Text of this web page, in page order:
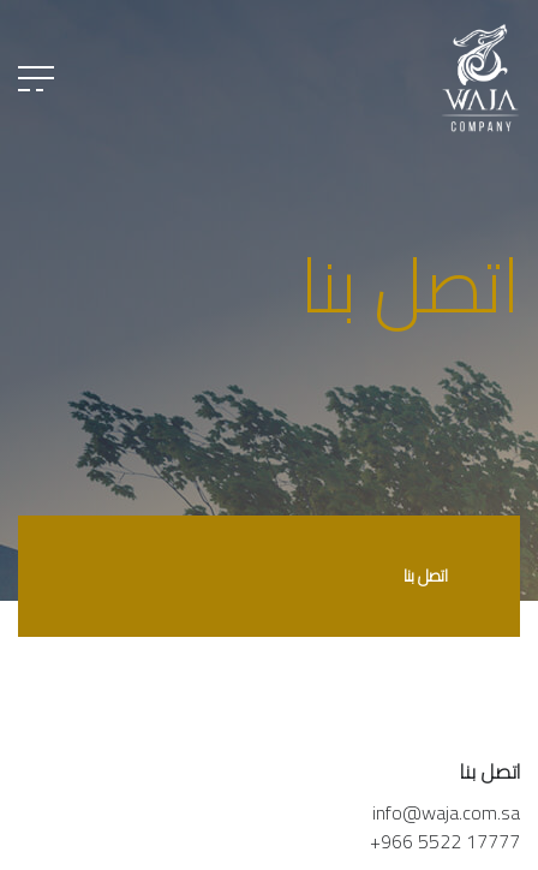
اتصل بنا
اتصل بنا
اتصل بنا
info@waja.com.sa
+966 5522 17777